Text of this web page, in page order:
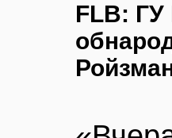
FLB: